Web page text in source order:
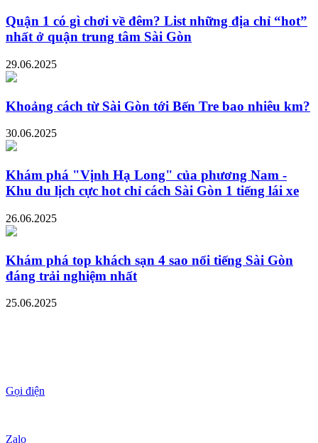
Quận 1 có gì chơi về đêm? List những địa chỉ “hot”
nhất ở quận trung tâm Sài Gòn
29.06.2025
Khoảng cách từ Sài Gòn tới Bến Tre bao nhiêu km?
30.06.2025
Khám phá "Vịnh Hạ Long" của phương Nam -
Khu du lịch cực hot chỉ cách Sài Gòn 1 tiếng lái xe
26.06.2025
Khám phá top khách sạn 4 sao nổi tiếng Sài Gòn
đáng trải nghiệm nhất
25.06.2025
Gọi điện
Zalo